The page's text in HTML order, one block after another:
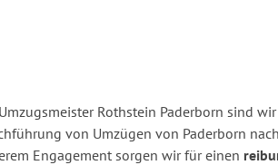
Rothstein Paderborn sind
von Umzügen von Paderborn
Engagement sorgen wir für einen